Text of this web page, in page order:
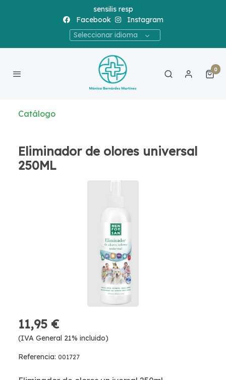
sensilis resp
Facebook
Instagram
Seleccionar idioma
0
Catálogo
Eliminador de olores universal
250ML
11,95 €
(IVA General 21% incluido)
Referencia: 001727